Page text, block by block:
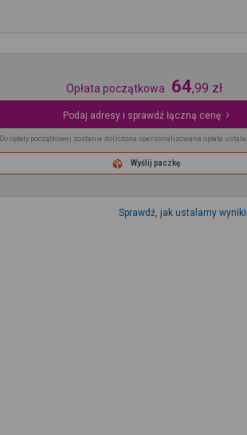
Opłata początkowa 64,99 zł
Podaj adresy i sprawdź łączną cenę
Do opłaty początkowej zostanie doliczona spersonalizowana opłata
Wyślij paczkę
Sprawdź, jak ustalamy